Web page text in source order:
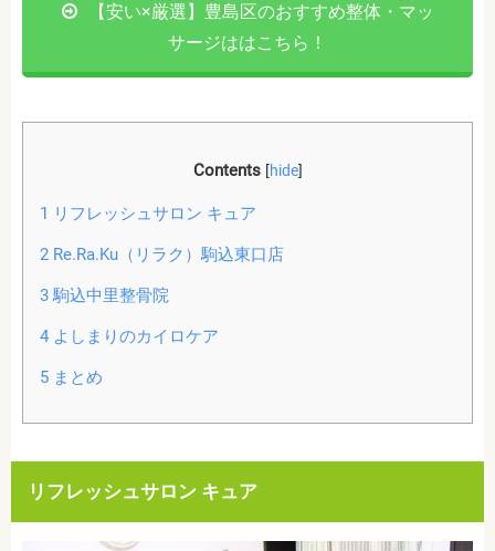
【安い×厳選】豊島区のおすすめ整体・マッ
サージははこちら！
Contents [hide]
1 リフレッシュサロン キュア
2Re.Ra.Ku（リラク）駒込東口店
3駒込中里整骨院
4よしまりのカイロケア
5まとめ
リフレッシュサロン キュア